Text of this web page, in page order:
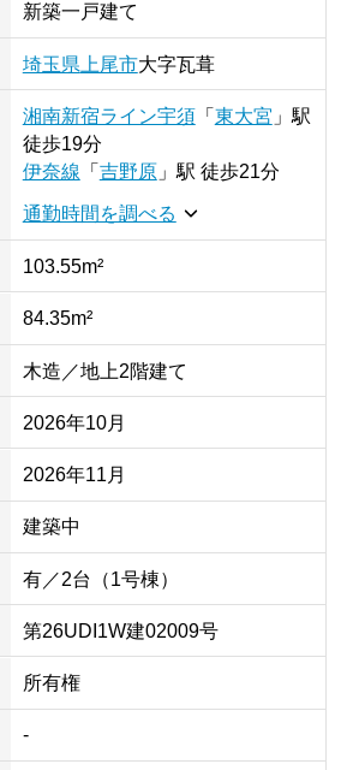
新築一戸建て
埼玉県 上尾市大字瓦葺
湘南新宿ライン宇須「 東大宮 」 駅
徒歩19分
伊奈線 「 吉野原」 駅 徒歩21分
通勤時間を調べる
103.55m²
84.35m²
木造／地上2階建て
2026年10月
2026年11月
建築中
有／2台（1号棟）
第26UDI1W建02009号
所有権
-